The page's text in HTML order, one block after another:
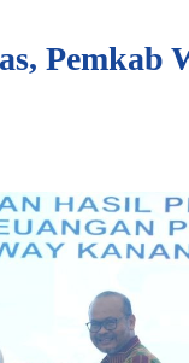
Pemkab